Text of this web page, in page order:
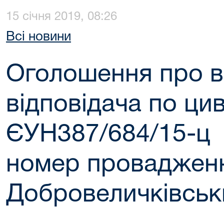
15 січня 2019, 08:26
Всі новини
Оголошення про
відповідача по
ЄУН387/684/15-ц
номер